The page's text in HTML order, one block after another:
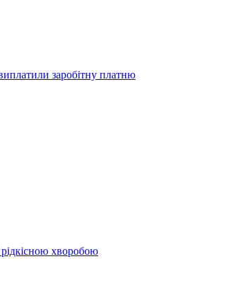
заробітну платню
хворобою